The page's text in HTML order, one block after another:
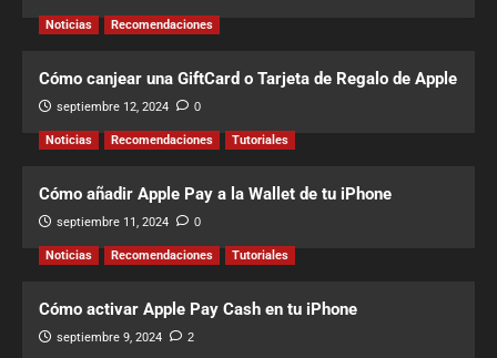
Noticias Recomendaciones
Cómo canjear una GiftCard o Tarjeta de Regalo de Apple
septiembre 12, 2024 0
Noticias Recomendaciones Tutoriales
Cómo añadir Apple Pay a la Wallet de tu iPhone
septiembre 11, 2024 0
Noticias Recomendaciones Tutoriales
Cómo activar Apple Pay Cash en tu iPhone
septiembre 9, 2024 2